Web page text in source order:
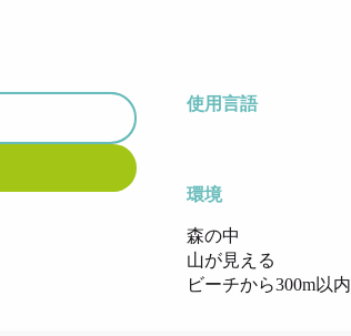
使用言語
使用言語
環境
環境
森の中
山が見える
ビーチから300m以内